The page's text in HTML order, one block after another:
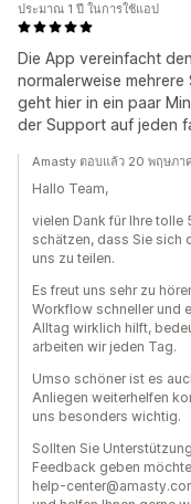
Die App vereinfacht
normalerweise
geht hier in ein paar
der Support auf jeden
ประมาณ 1 ปี ในการใช้แอป
Amasty ตอบแล้ว 20 พฤษภา
Hallo Team,
vielen Dank für Ihre tolle
schätzen, dass Sie sich
uns zu teilen.
Es freut uns sehr zu
Workflow schneller und
Alltag wirklich hilft,
arbeiten wir jeden Tag.
Umso schöner ist es
Anliegen weiterhelfen
uns besonders wichtig.
Sollten Sie
Feedback geben
help-